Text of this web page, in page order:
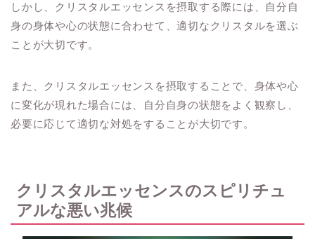
しかし、クリスタルエッセンスを摂取する際には、自分自
身の身体や心の状態に合わせて、適切なクリスタルを選ぶ
ことが大切です。
また、クリスタルエッセンスを摂取することで、身体や心
に変化が現れた場合には、自分自身の状態をよく観察し、
必要に応じて適切な対処をすることが大切です。
クリスタルエッセンスのスピリチュ
アルな悪い兆候